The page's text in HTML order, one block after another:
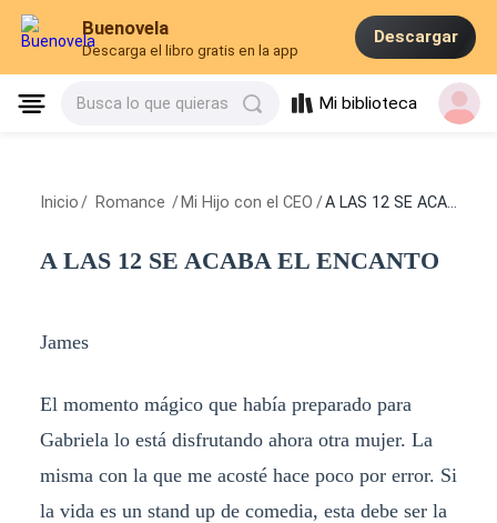
Buenovela
Descarga el libro gratis en la app
Descargar
Busca lo que quieras Mi biblioteca
Inicio / Romance / Mi Hijo con el CEO /A LAS 12 SE ACABA EL ENCANTO
A LAS 12 SE ACABA EL ENCANTO
James
El momento mágico que había preparado para
Gabriela lo está disfrutando ahora otra mujer. La
misma con la que me acosté hace poco por error. Si
la vida es un stand up de comedia, esta debe ser la